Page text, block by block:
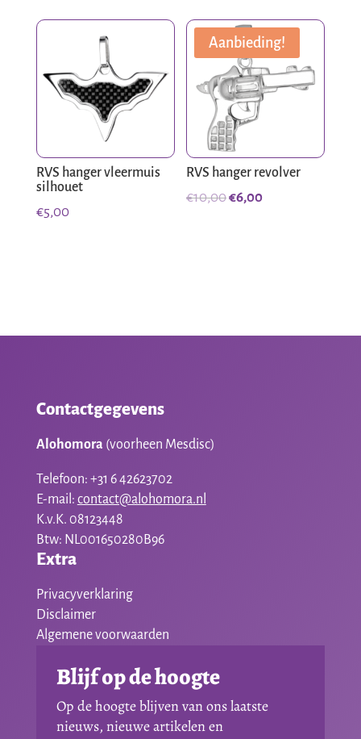
RVS hanger vleermuis
silhouet
€5,00
Aanbieding!
RVS hanger revolver
€10,00Oorspronkelijke
€6,00Huidige
Contactgegevens
Alohomora (voorheen Mesdisc)
Telefoon: +31 6 42623702
E-mail: contact@alohomora.nl
K.v.K. 08123448
Btw: NL001650280B96
Extra
Privacyverklaring
Disclaimer
Algemene voorwaarden
Blijf op de hoogte
Op de hoogte blijven van ons laatste
nieuws, nieuwe artikelen en